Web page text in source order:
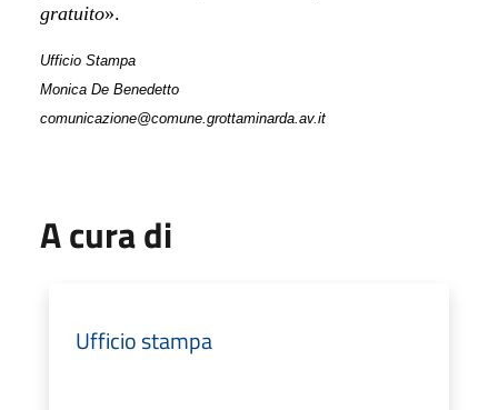
gratuito».
Ufficio Stampa
Monica De Benedetto
comunicazione@comune.grottaminarda.av.it
A cura di
Ufficio stampa